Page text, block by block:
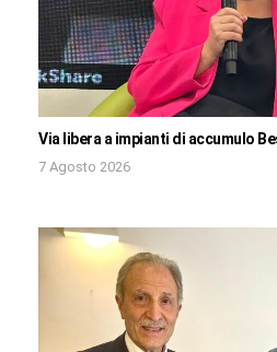
Via libera a impianti di accumulo
7 Agosto 2026